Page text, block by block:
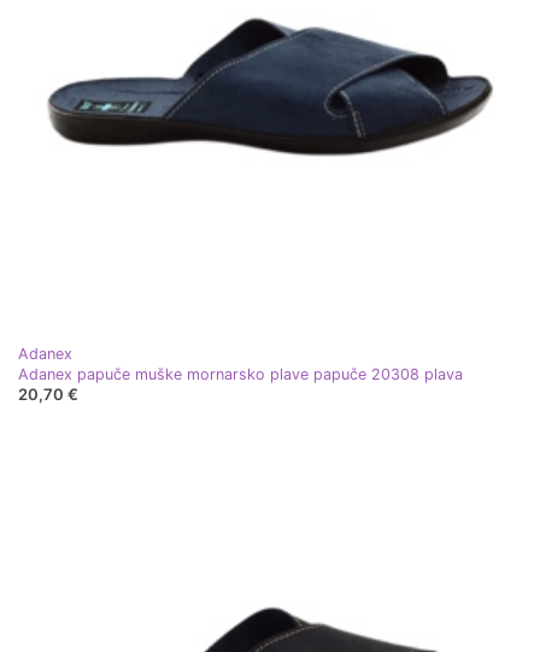
Adanex
Adanex papuče muške mornarsko plave papuče 20308 plava
20,70 €